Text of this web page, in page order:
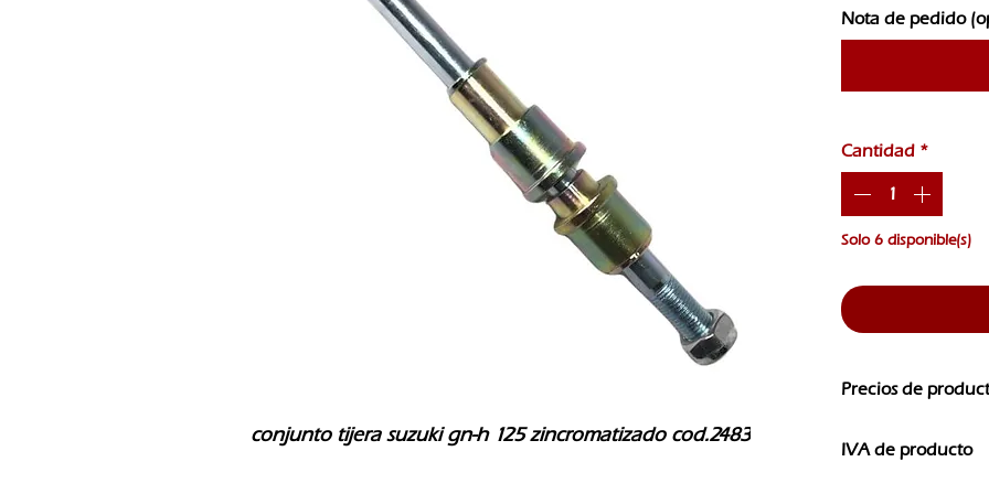
conjunto tijera suzuki gn-h 125 zincromatizado cod.2483
Nota de pedido
Cantidad *
Solo 6 disponible(s)
Precios de
CAMBIOS SIN
IVA de producto